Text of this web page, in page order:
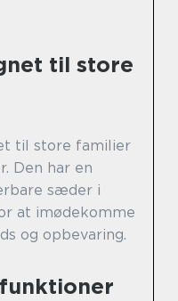
til store
til store familier
Den har en
sæder i
at imødekomme
og opbevaring.